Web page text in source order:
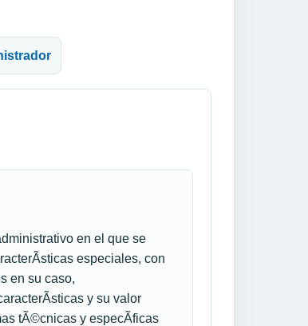
en el que se
especiales, con
en su caso,
y su valor
tÃ©cnicas y especÃ­ficas